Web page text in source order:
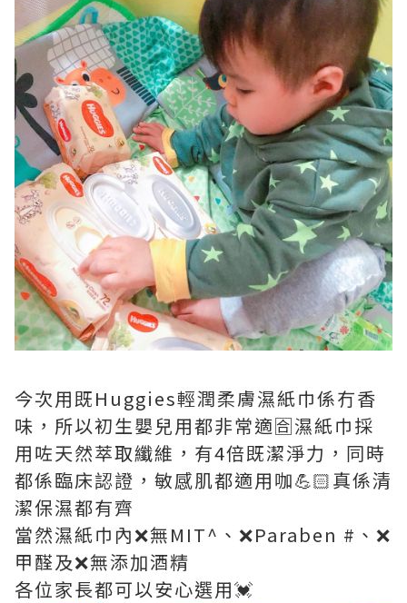
今次用既Huggies輕潤柔膚濕紙巾係冇香
味，所以初生嬰兒用都非常適🈴️濕紙巾採
用咗天然萃取纖維，有4倍既潔淨力，同時
都係臨床認證，敏感肌都適用咖💪🏻真係清
潔保濕都有齊
當然濕紙巾內❌無MIT^、❌Paraben #、❌
甲醛及❌無添加酒精
各位家長都可以安心選用💓